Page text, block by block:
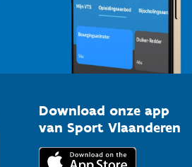
Download onze app
van Sport Vlaanderen